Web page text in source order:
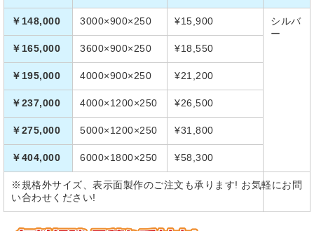
￥148,000 3000×900×250 ¥15,900
シルバ
ー
￥165,000
3600×900×250 ¥18,550
￥195,000 4000×900×250 ¥21,200
￥237,000 4000×1200×250 ¥26,500
￥275,000 5000×1200×250 ¥31,800
￥404,000 6000×1800×250 ¥58,300
※規格外サイズ、表示面製作のご注文も承ります! お気軽にお問
い合わせください!